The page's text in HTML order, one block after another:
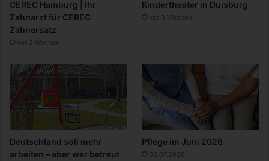
CEREC Hamburg | Ihr
Zahnarzt für CEREC
Zahnersatz
vor 3 Wochen
Kindertheater in Duisburg
vor 3 Wochen
Deutschland soll mehr
arbeiten – aber wer betreut
Pflege im Juni 2026
02.07.2026